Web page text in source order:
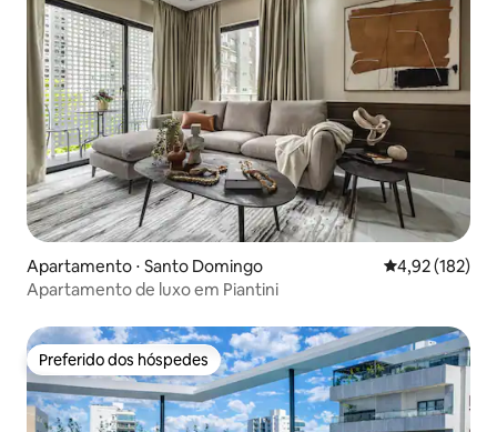
Apartamento ⋅ Santo Domingo 4,92 de uma
4,92 (182)
Apartamento de luxo em Piantini
Preferido dos hóspedes
Preferido dos hóspedes